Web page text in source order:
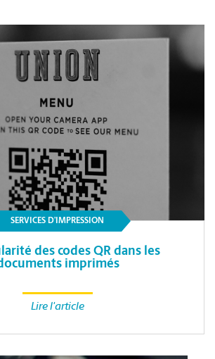
SERVICES D’IMPRESSION
des codes QR dans les
imprimés
Lire l'article